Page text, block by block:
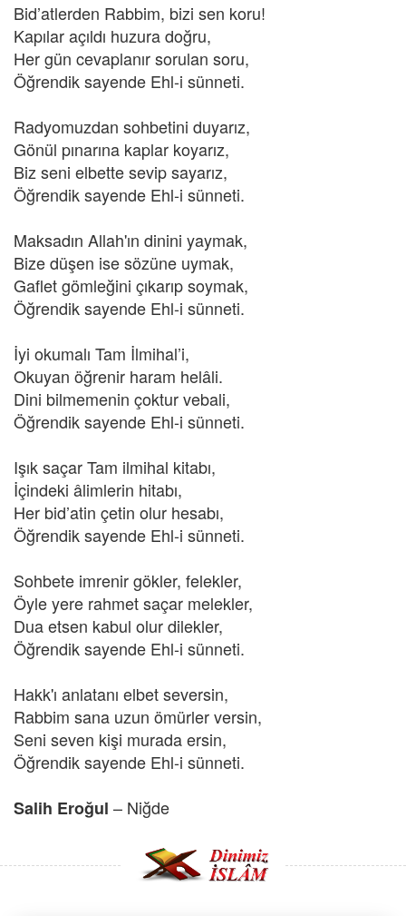
Bid’atlerden Rabbim, bizi sen koru!
Kapılar açıldı huzura doğru,
Her gün cevaplanır sorulan soru,
Öğrendik sayende Ehl-i sünneti.
Radyomuzdan sohbetini duyarız,
Gönül pınarına kaplar koyarız,
Biz seni elbette sevip sayarız,
Öğrendik sayende Ehl-i sünneti.
Maksadın Allah'ın dinini yaymak,
Bize düşen ise sözüne uymak,
Gaflet gömleğini çıkarıp soymak,
Öğrendik sayende Ehl-i sünneti.
İyi okumalı Tam İlmihal’i,
Okuyan öğrenir haram helâli.
Dini bilmemenin çoktur vebali,
Öğrendik sayende Ehl-i sünneti.
Işık saçar Tam ilmihal kitabı,
İçindeki âlimlerin hitabı,
Her bid’atin çetin olur hesabı,
Öğrendik sayende Ehl-i sünneti.
Sohbete imrenir gökler, felekler,
Öyle yere rahmet saçar melekler,
Dua etsen kabul olur dilekler,
Öğrendik sayende Ehl-i sünneti.
Hakk'ı anlatanı elbet seversin,
Rabbim sana uzun ömürler versin,
Seni seven kişi murada ersin,
Öğrendik sayende Ehl-i sünneti.
Salih Eroğul – Niğde